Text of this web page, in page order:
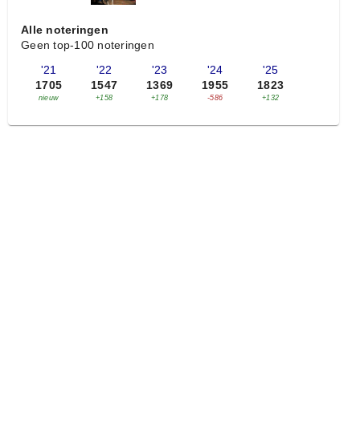
Alle noteringen
Geen top-100 noteringen
'21
1705
nieuw
'22
1547
+158
'23
1369
+178
'24
1955
-586
'25
1823
+132